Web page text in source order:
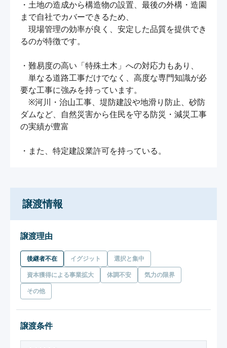
・土地の造成から構造物の設置、最後の外構・造園
まで自社でカバーできるため、
現場管理の効率が良く、安定した品質を提供でき
るのが特徴です。
・難易度の高い「特殊土木」への対応力もあり、
単なる道路工事だけでなく、高度な専門知識が必
要な工事に強みを持っています。
※河川・治山工事、堤防建設や地滑り防止、砂防
ダムなど、自然災害から住民を守る防災・減災工事
の実績が豊富
・また、特定建設業許可を持っている。
譲渡情報
譲渡理由
後継者不在 イグジット 選択と集中
資本獲得による事業拡大 体調不安 気力の限界
その他
譲渡条件